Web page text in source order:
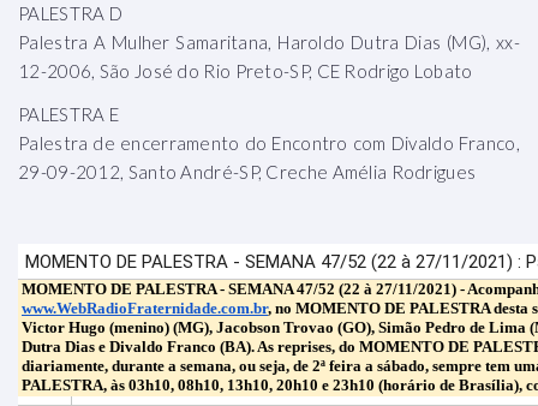
PALESTRA D
Palestra A Mulher Samaritana, Haroldo Dutra Dias (MG), xx-
12-2006, São José do Rio Preto-SP, CE Rodrigo Lobato
PALESTRA E
Palestra de encerramento do Encontro com Divaldo Franco,
29-09-2012, Santo André-SP, Creche Amélia Rodrigues